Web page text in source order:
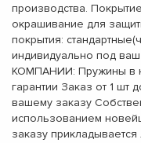
производства.
окрашивание для
покрытия:
индивидуально под
КОМПАНИИ: Пружины в
гарантии Заказ от 1 шт
вашему заказу
использованием
заказу